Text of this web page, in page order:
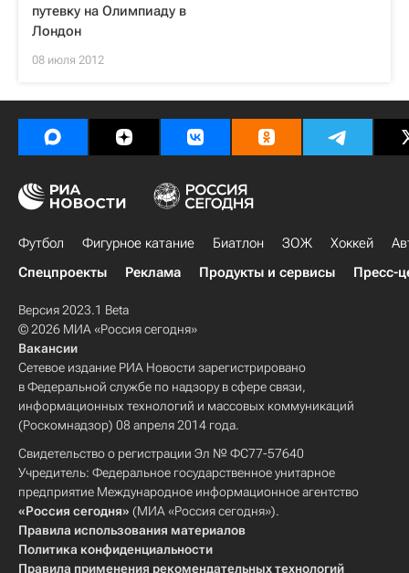
путевку на Олимпиаду в
Лондон
08 июля 2012
Футбол Фигурное катание Биатлон ЗОЖ Хоккей
Спецпроекты
Реклама Продукты и сервисы Пресс-
Версия 2023.1 Beta
© 2026 МИА «Россия сегодня»
Вакансии
Сетевое издание РИА Новости зарегистрировано
в Федеральной службе по надзору в сфере связи,
информационных технологий и массовых коммуникаций
(Роскомнадзор) 08 апреля 2014 года.
Свидетельство о регистрации Эл № ФС77-57640
Учредитель: Федеральное государственное унитарное
предприятие Международное информационное агентство
«Россия сегодня» (МИА «Россия сегодня»).
Правила использования материалов
Политика конфиденциальности
Правила применения рекомендательных технологий